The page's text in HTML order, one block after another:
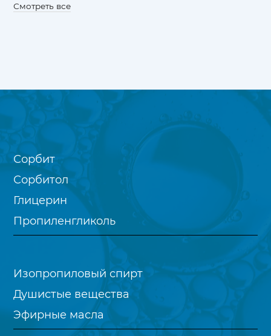
Смотреть все
Сорбит
Сорбитол
Глицерин
Пропиленгликоль
Изопропиловый спирт
Душистые вещества
Эфирные масла